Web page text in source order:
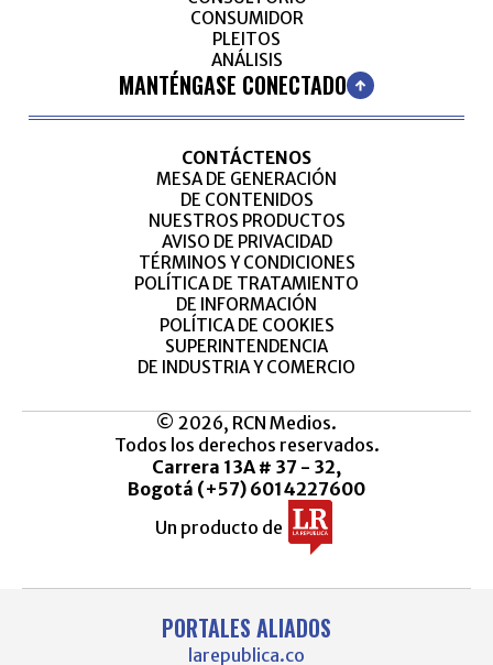
CONSUMIDOR
PLEITOS
ANÁLISIS
MANTÉNGASE CONECTADO
CONTÁCTENOS
MESA DE GENERACIÓN
DE CONTENIDOS
NUESTROS PRODUCTOS
AVISO DE PRIVACIDAD
TÉRMINOS Y CONDICIONES
POLÍTICA DE TRATAMIENTO
DE INFORMACIÓN
POLÍTICA DE COOKIES
SUPERINTENDENCIA
DE INDUSTRIA Y COMERCIO
© 2026, RCN Medios.
Todos los derechos reservados.
Carrera 13A # 37 - 32,
Bogotá (+57) 6014227600
Un producto de
PORTALES ALIADOS
larepublica.co